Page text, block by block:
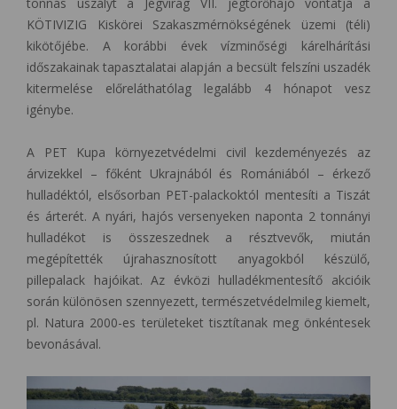
KÖTIVIZIG Kiskörei Szakaszmérnökségének üzemi (téli)
kikötőjébe. A korábbi évek vízminőségi kárelhárítási
időszakainak tapasztalatai alapján a becsült felszíni uszadék
kitermelése előreláthatólag legalább 4 hónapot vesz
igénybe.
A PET Kupa környezetvédelmi civil kezdeményezés az
árvizekkel – főként Ukrajnából és Romániából – érkező
hulladéktól, elsősorban PET-palackoktól mentesíti a Tiszát
és árterét. A nyári, hajós versenyeken naponta 2 tonnányi
hulladékot is összeszednek a résztvevők, miután
megépítették újrahasznosított anyagokból készülő,
pillepalack hajóikat. Az évközi hulladékmentesítő akcióik
során különösen szennyezett, természetvédelmileg kiemelt,
pl. Natura 2000-es területeket tisztítanak meg önkéntesek
bevonásával.